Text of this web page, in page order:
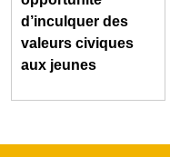
d’inculquer des
valeurs civiques
aux jeunes